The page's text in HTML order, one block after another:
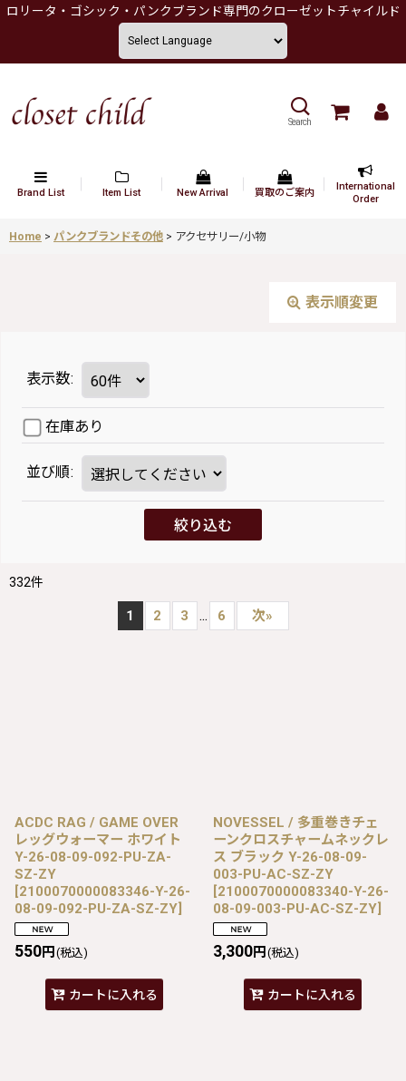
ロリータ・ゴシック・パンクブランド専門のクローゼットチャイルド
Search
Brand List Item List New Arrival 買取のご案内
International
Order
Home > パンクブランドその他 > アクセサリー/小物
表示順変更
表示数:
在庫あり
並び順:
絞り込む
332件
1 2 3 ... 6 次»
ACDC RAG / GAME OVER
レッグウォーマー ホワイト
Y-26-08-09-092-PU-ZA-
SZ-ZY
[2100070000083346-Y-26-
08-09-092-PU-ZA-SZ-ZY]
550円 (税込)
カートに入れる
NOVESSEL / 多重巻きチェ
ーンクロスチャームネックレ
ス ブラック Y-26-08-09-
003-PU-AC-SZ-ZY
[2100070000083340-Y-26-
08-09-003-PU-AC-SZ-ZY]
3,300円 (税込)
カートに入れる